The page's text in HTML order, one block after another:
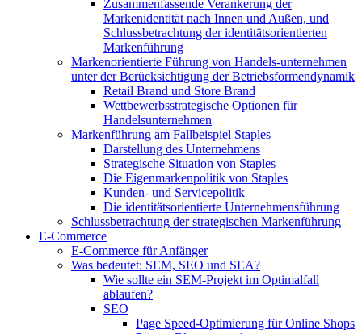
Zusammenfassende Verankerung der
Markenidentität nach Innen und Außen, und
Schlussbetrachtung der identitätsorientierten
Markenführung
Markenorientierte Führung von Handels-unternehmen
unter der Berücksichtigung der Betriebsformendynamik
Retail Brand und Store Brand
Wettbewerbsstrategische Optionen für
Handelsunternehmen
Markenführung am Fallbeispiel Staples
Darstellung des Unternehmens
Strategische Situation von Staples
Die Eigenmarkenpolitik von Staples
Kunden- und Servicepolitik
Die identitätsorientierte Unternehmensführung
Schlussbetrachtung der strategischen Markenführung
E-Commerce
E-Commerce für Anfänger
Was bedeutet: SEM, SEO und SEA?
Wie sollte ein SEM-Projekt im Optimalfall
ablaufen?
SEO
Page Speed-Optimierung für Online Shops